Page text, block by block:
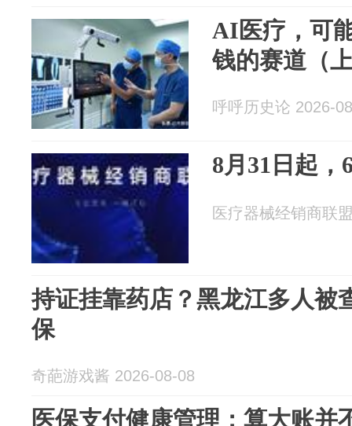
AI医疗，可
钱的赛道（
呼呼历史论 2026-
8月31日起，
医疗器械经销商联
持证挂靠药店？黑龙江多人被
保
奇葩游戏酱 2026-08-08
医保支付健康管理：算大账并